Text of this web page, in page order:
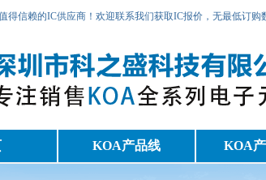
得信赖的IC供应商！欢迎联系我们获取IC报价，无最低订购
KOA产品线 KOA